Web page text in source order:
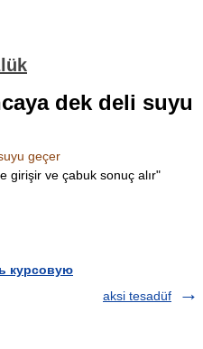
dek deli suyu
geçer
girişir ve çabuk sonuç alır"
курсовую
aksi tesadüf